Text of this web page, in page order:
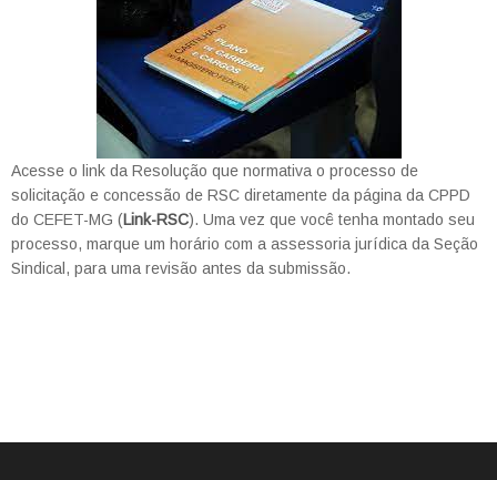
Acesse o link da Resolução que normativa o processo de
solicitação e concessão de RSC diretamente da página da CPPD
do CEFET-MG (Link-RSC). Uma vez que você tenha montado seu
processo, marque um horário com a assessoria jurídica da Seção
Sindical, para uma revisão antes da submissão.